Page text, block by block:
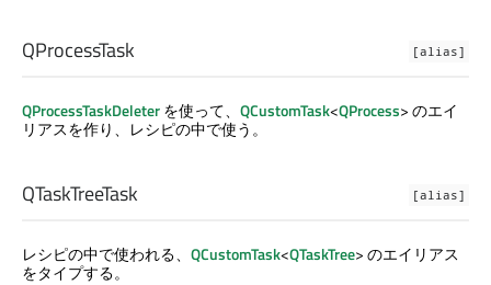
[alias]
QProcessTask
QProcessTaskDeleterを使って、 QCustomTask<QProcess> のエイ
リアスを作り、レシピの中で使う。
[alias]
QTaskTreeTask
レシピの中で使われる、 QCustomTask<QTaskTree> のエイリアス
をタイプする。